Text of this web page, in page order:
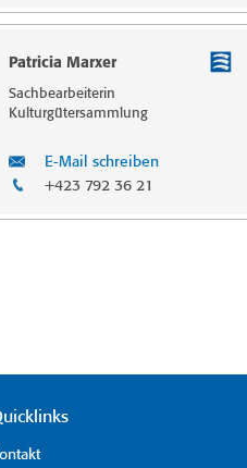
Patricia Marxer
Sachbearbeiterin
Kulturgütersamm­lung
E-Mail schreiben
+423 792 36 21